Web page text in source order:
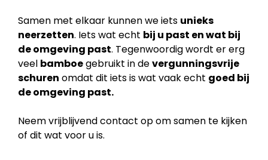
Samen met elkaar kunnen we iets unieks
neerzetten. Iets wat echt bij u past en wat bij
deomgeving past. Tegenwoordig wordt er erg
veel bamboegebruikt in devergunningsvrije
schuren omdat dit iets is wat vaak echt goed bij
de omgeving past.
Neem vrijblijvend contact op om samen te kijken
of dit wat voor u is.